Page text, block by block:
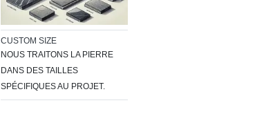
CUSTOM SIZE
NOUS TRAITONS LA PIERRE
DANS DES TAILLES
SPÉCIFIQUES AU PROJET.